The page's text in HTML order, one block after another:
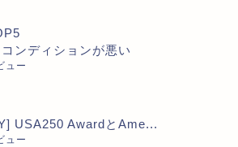
ンディションが悪い
ュー
USA250 AwardとAme...
ュー